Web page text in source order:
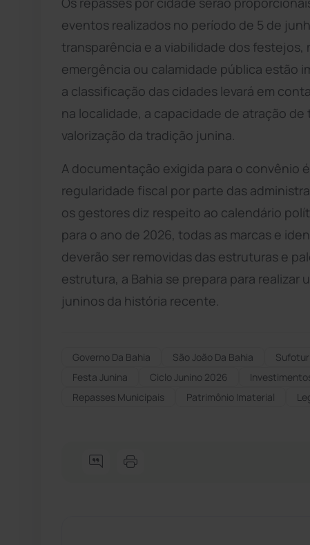
eventos realizados no período de 5 de
transparência e a viabilidade dos
emergência ou calamidade pública estão
a classificação das cidades levará em
na localidade, a capacidade de atração
valorização da tradição junina.
A documentação exigida para o convênio
regularidade fiscal por parte das
os gestores diz respeito ao calendário
para o ano de 2026, todas as marcas e
deverão ser removidas das estruturas e
estrutura, a Bahia se prepara para
juninos da história recente.
Governo Da Bahia São João Da Bahia Sufotur
Festa Junina
Ciclo Junino 2026
Repasses Municipais
Patrimônio Imaterial